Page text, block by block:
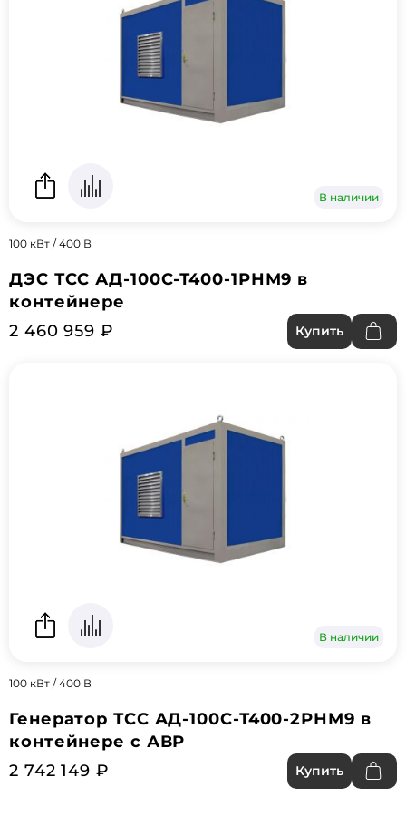
В наличии
100 кВт / 400 В
ДЭС ТСС АД-100С-Т400-1РНМ9 в
контейнере
2 460 959 ₽
Купить
В наличии
100 кВт / 400 В
Генератор ТСС АД-100С-Т400-2РНМ9 в
контейнере с АВР
2 742 149 ₽
Купить